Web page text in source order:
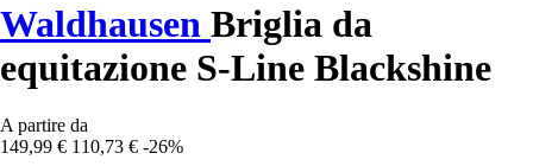
Waldhausen Briglia da
equitazione S-Line Blackshine
A partire da
149,99 € 110,73 € -26%